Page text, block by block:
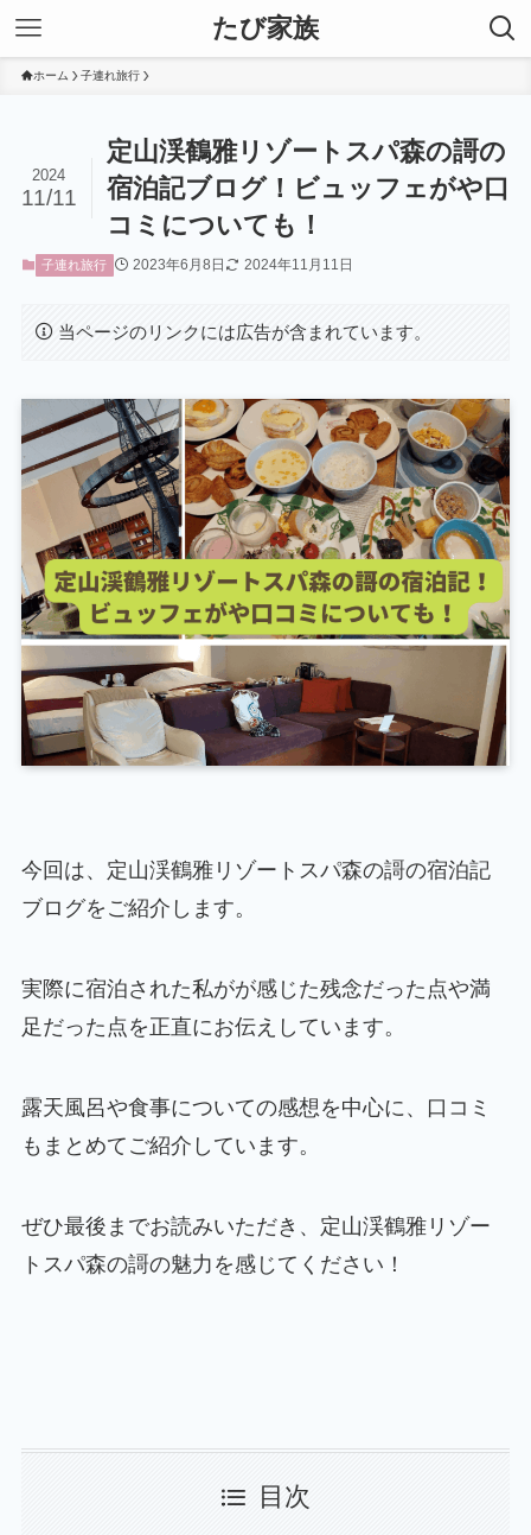
たび家族
ホーム 子連れ旅行
定山渓鶴雅リゾートスパ森の謌の
宿泊記ブログ！ビュッフェがや口
コミについても！
2024
11/11
子連れ旅行 2023年6月8日 2024年11月11日
当ページのリンクには広告が含まれています。
今回は、定山渓鶴雅リゾートスパ森の謌の宿泊記
ブログをご紹介します。
実際に宿泊された私がが感じた残念だった点や満
足だった点を正直にお伝えしています。
露天風呂や食事についての感想を中心に、口コミ
もまとめてご紹介しています。
ぜひ最後までお読みいただき、定山渓鶴雅リゾー
トスパ森の謌の魅力を感じてください！
目次